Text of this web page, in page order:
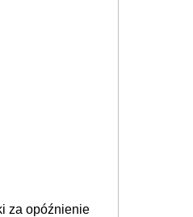
za opóźnienie